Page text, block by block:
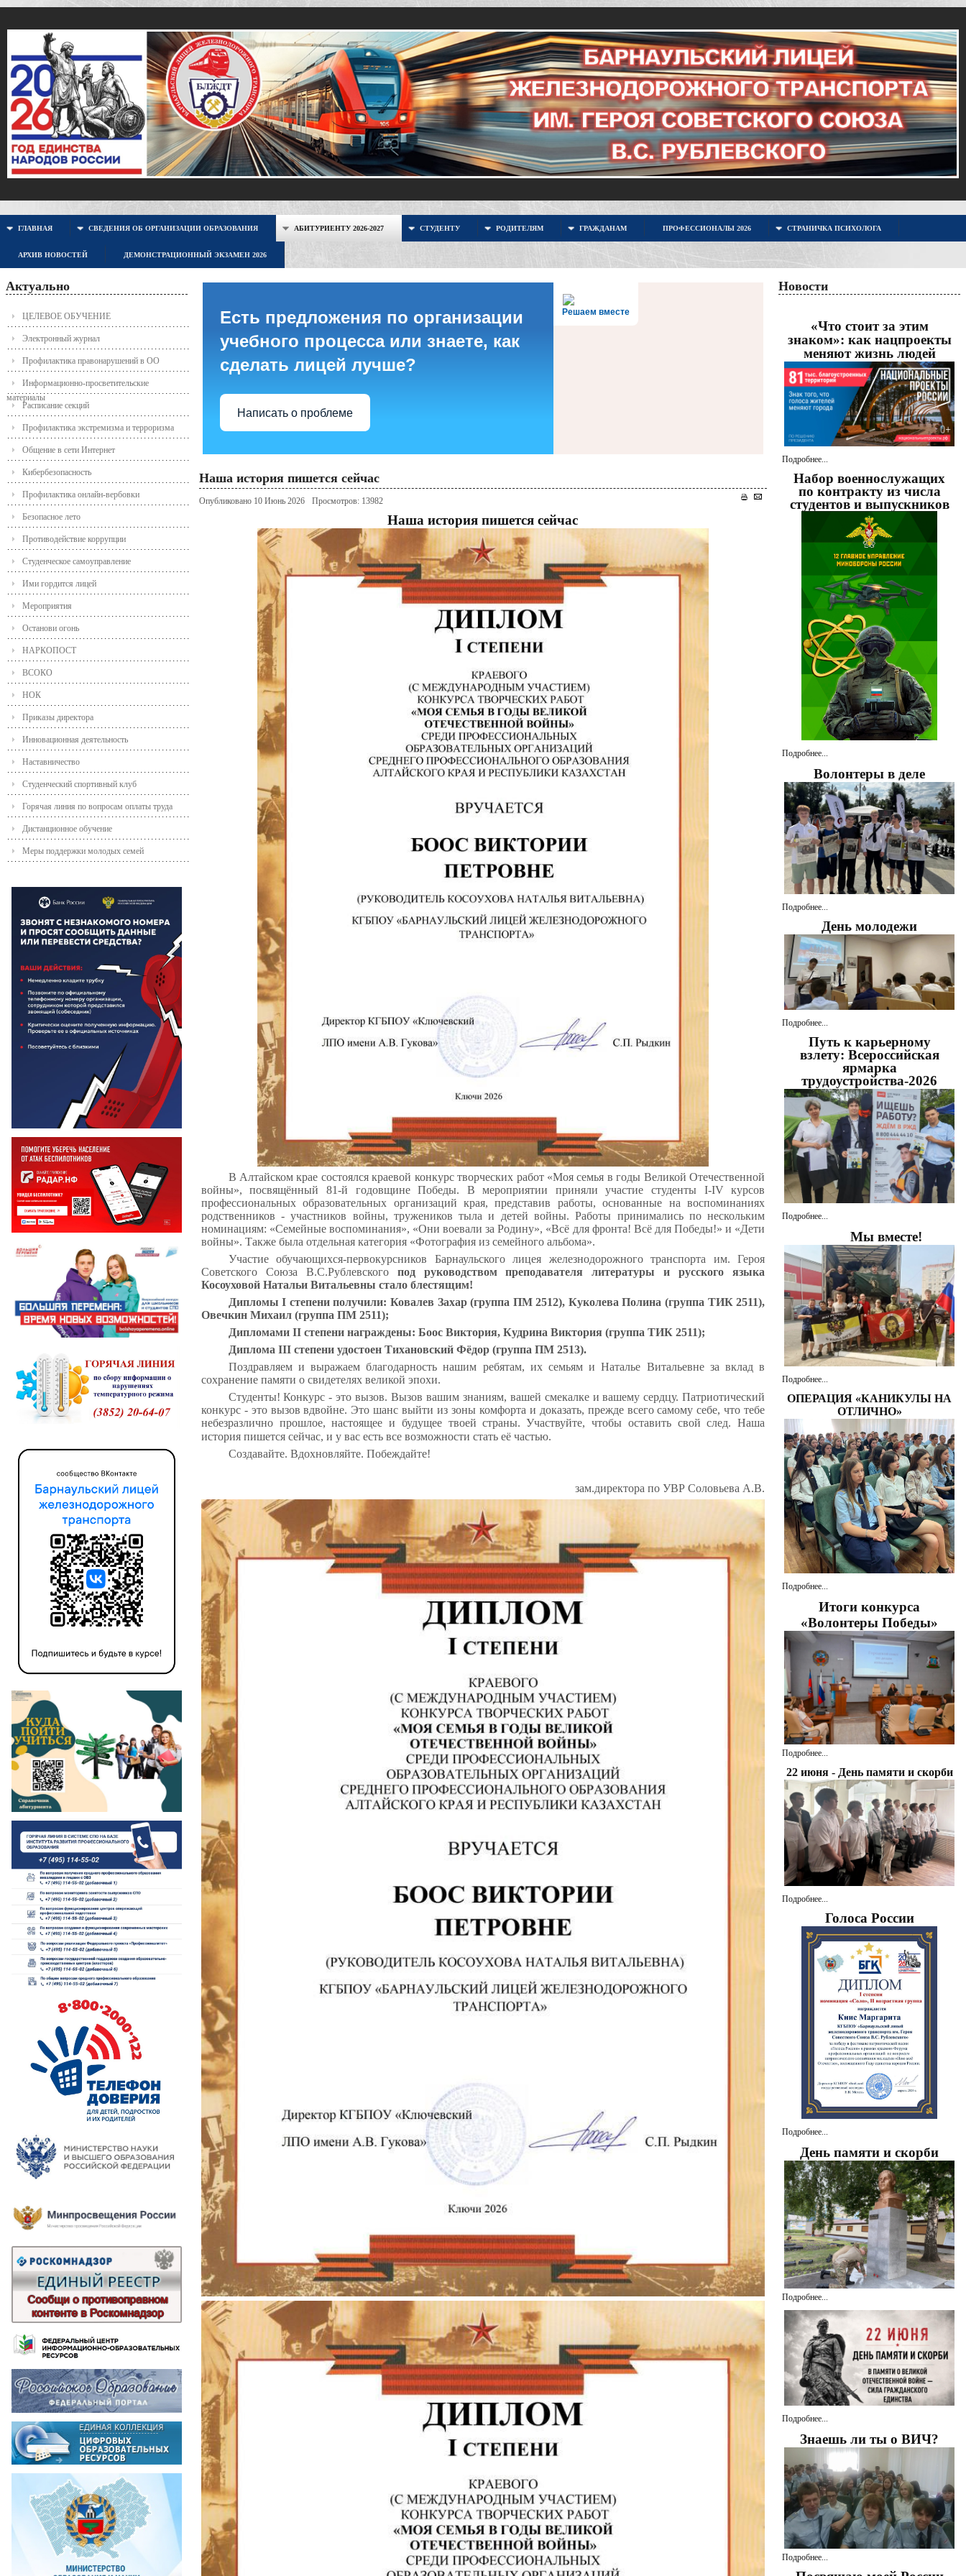
ГЛАВНАЯ СВЕДЕНИЯ ОБ ОРГАНИЗАЦИИ ОБРАЗОВАНИЯ АБИТУРИЕНТУ 2026-2027 СТУДЕНТУ РОДИТЕЛЯМ ГРАЖДАНАМ ПРОФЕССИОНАЛЫ 2026 СТРАНИЧКА ПСИХОЛОГА
АРХИВ НОВОСТЕЙ ДЕМОНСТРАЦИОННЫЙ ЭКЗАМЕН 2026
Актуально
ЦЕЛЕВОЕ ОБУЧЕНИЕ
Электронный журнал
Профилактика правонарушений в ОО
Информационно-просветительские
материалы
Расписание секций
Профилактика экстремизма и терроризма
Общение в сети Интернет
Кибербезопасность
Профилактика онлайн-вербовки
Безопасное лето
Противодействие коррупции
Студенческое самоуправление
Ими гордится лицей
Мероприятия
Останови огонь
НАРКОПОСТ
ВСОКО
НОК
Приказы директора
Инновационная деятельность
Наставничество
Студенческий спортивный клуб
Горячая линия по вопросам оплаты труда
Дистанционное обучение
Меры поддержки молодых семей
Решаем вместе
Есть предложения по организации
учебного процесса или знаете, как
сделать лицей лучше?
Написать о проблеме
Наша история пишется сейчас
Опубликовано 10 Июнь 2026 Просмотров: 13982
Наша история пишется сейчас
В Алтайском крае состоялся краевой конкурс творческих работ «Моя семья в годы Великой Отечественной
войны», посвящённый 81-й годовщине Победы. В мероприятии приняли участие студенты I-IVкурсов
профессиональных образовательных организаций края, представив работы, основанные на воспоминаниях
родственников - участников войны, тружеников тыла и детей войны. Работы принимались по нескольким
номинациям: «Семейные воспоминания», «Они воевали за Родину», «Всё для фронта! Всё для Победы!» и «Дети
войны». Также была отдельная категория «Фотография из семейного альбома».
Участие обучающихся-первокурсников Барнаульского лицея железнодорожного транспорта им. Героя
Советского Союза В.С.Рублевского под руководством преподавателя литературы и русского языка
Косоуховой Натальи Витальевны стало блестящим!
Дипломы I степени получили: Ковалев Захар (группа ПМ 2512), Куколева Полина (группа ТИК 2511),
Овечкин Михаил (группа ПМ 2511);
Дипломами IIстепени награждены: Боос Виктория, Кудрина Виктория (группа ТИК 2511);
Диплома IIIстепени удостоен Тихановский Фёдор (группа ПМ 2513).
Поздравляем и выражаем благодарность нашим ребятам, их семьям и Наталье Витальевне за вклад в
сохранение памяти о свидетелях великой эпохи.
Студенты! Конкурс - это вызов. Вызов вашим знаниям, вашей смекалке и вашему сердцу. Патриотический
конкурс - это вызов вдвойне. Это шанс выйти из зоны комфорта и доказать, прежде всего самому себе, что тебе
небезразлично прошлое, настоящее и будущее твоей страны. Участвуйте, чтобы оставить свой след. Наша
история пишется сейчас, и у вас есть все возможности стать её частью.
Создавайте. Вдохновляйте. Побеждайте!
зам.директора по УВР Соловьева А.В.
Новости
«Что стоит за этим
знаком»: как нацпроекты
меняют жизнь людей
Подробнее...
Набор военнослужащих
по контракту из числа
студентов и выпускников
Подробнее...
Волонтеры в деле
Подробнее...
День молодежи
Подробнее...
Путь к карьерному
взлету: Всероссийская
ярмарка
трудоустройства-2026
Подробнее...
Мы вместе!
Подробнее...
ОПЕРАЦИЯ «КАНИКУЛЫ НА
ОТЛИЧНО»
Подробнее...
Итоги конкурса
«Волонтеры Победы»
Подробнее...
22 июня - День памяти и скорби
Подробнее...
Голоса России
Подробнее...
День памяти и скорби
Подробнее...
Подробнее...
Знаешь ли ты о ВИЧ?
Подробнее...